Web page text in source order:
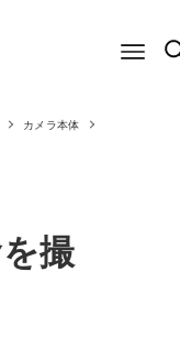
カメラ本体
撮